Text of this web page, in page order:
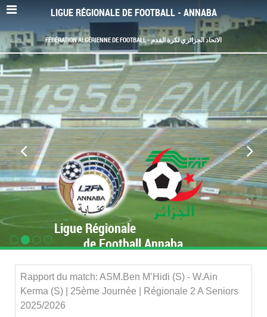
LIGUE RÉGIONALE DE FOOTBALL - ANNABA
FÉDÉRATION ALGÉRIENNE DE FOOTBALL - الاتحاد الجزائري لكرة القدم
Ligue Régionale
de Football Annaba
Rapport du match: ASM.Ben M’Hidi (S) - W.Ain
Kerma (S) | 25ème Journée | Régionale 2 A Seniors
2025/2026